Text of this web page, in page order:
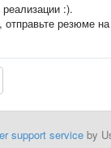
:).
отправьте резюме
support service by